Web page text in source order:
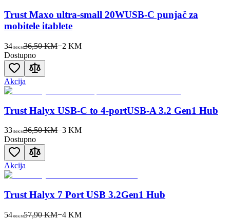
Trust Maxo ultra-small 20WUSB-C punjač za
mobitele itablete
34 50KM36,50 KM−2 KM
Dostupno
Akcija
Trust Halyx USB-C to 4-portUSB-A 3.2 Gen1 Hub
33 50KM36,50 KM−3KM
Dostupno
Akcija
Trust Halyx 7 Port USB 3.2Gen1 Hub
54 00KM57,90 KM−4KM